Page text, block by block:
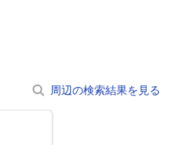
周辺の検索結果を見る